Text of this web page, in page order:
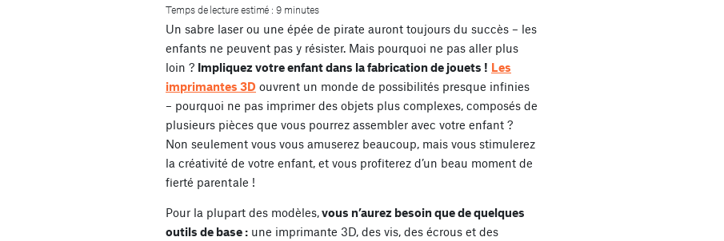
Temps de lecture estimé : 9 minutes
Un sabre laser ou une épée de pirate auront toujours du succès – les
enfants ne peuvent pas y résister. Mais pourquoi ne pas aller plus
loin ? Impliquez votre enfant dans la fabrication de jouets ! Les
imprimantes 3D ouvrent un monde de possibilités presque infinies
– pourquoi ne pas imprimer des objets plus complexes, composés de
plusieurs pièces que vous pourrez assembler avec votre enfant ?
Non seulement vous vous amuserez beaucoup, mais vous stimulerez
la créativité de votre enfant, et vous profiterez d’un beau moment de
fierté parentale !
Pour la plupart des modèles,vous n’aurez besoin que de quelques
outils de base : une imprimante 3D, des vis, des écrous et des